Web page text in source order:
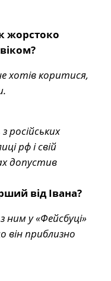
жорстоко
хотів коритися,
російських
рф і свій
допустив
від Івана?
ним у «Фейсбуці»
він приблизно